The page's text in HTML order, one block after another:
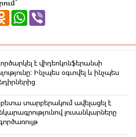
O
k
a
s
s
n
i
k
i
W
s
p
p
r
է վիդեոկոնֆերանսի
Ինչպես օգտվել և ինչպես
տարբերակում ավելացել է
լուսանկարները